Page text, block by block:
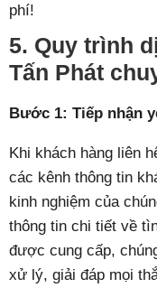
phí!
5. Quy trình
Tấn Phát
Bước 1: Tiếp nhận
Khi khách hàng liên
các kênh thông tin
kinh nghiệm của
thông tin chi tiết về
được cung cấp,
xử lý, giải đáp mọi